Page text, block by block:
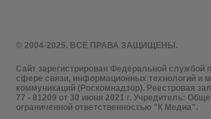
© 2004-2025. ВСЕ ПРАВА ЗАЩИЩЕНЫ.
Сайт зарегистрирован Федеральной службой
сфере связи, информационных технологий и
коммуникаций (Роскомнадзор). Реестровая
77 - 81209 от 30 июня 2021 г. Учредитель:
ограниченной ответственностью "К Медиа".